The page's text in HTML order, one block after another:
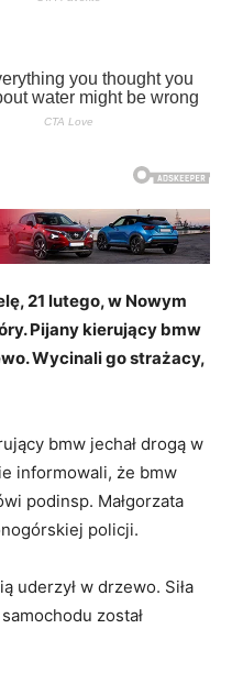
21 lutego, w Nowym
Pijany kierujący bmw
Wycinali go strażacy,
bmw jechał drogą w
informowali, że bmw
podinsp. Małgorzata
policji.
uderzył w drzewo. Siła
został